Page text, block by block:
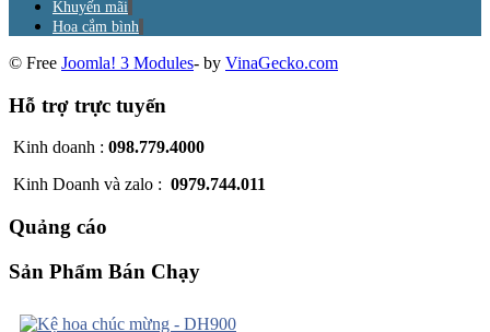
Khuyến mãi
Hoa cắm bình
© Free Joomla! 3 Modules- by VinaGecko.com
Hỗ trợ trực tuyến
Kinh doanh : 098.779.4000
Kinh Doanh và zalo : 0979.744.011
Quảng cáo
Sản Phẩm Bán Chạy